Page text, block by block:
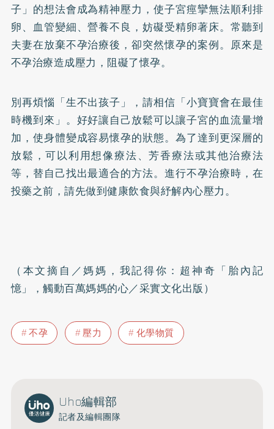
子」的想法會成為精神壓力，使子宮痙攣無法順利排
卵、血管變細、營養不良，妨礙受精卵著床。常聽到
夫妻在放棄不孕治療後，卻突然懷孕的案例。原來是
不孕治療造成壓力，阻礙了懷孕。
別再煩惱「生不出孩子」，請相信「小寶寶會在最佳
時機到來」。好好讓自己放鬆可以讓子宮的血流量增
加，使身體變成容易懷孕的狀態。為了達到更深層的
放鬆，可以利用想像療法、芳香療法或其他治療法
等，替自己找出最適合的方法。進行不孕治療時，在
投藥之前，請先做到健康飲食與紓解內心壓力。
（本文摘自／媽媽，我記得你：超神奇「胎內記
憶」，觸動百萬媽媽的心／采實文化出版）
不孕 壓力 化學物質
Uho編輯部
記者及編輯團隊